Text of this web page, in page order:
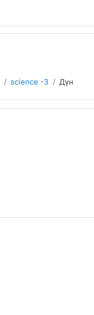
science -3 Дүн